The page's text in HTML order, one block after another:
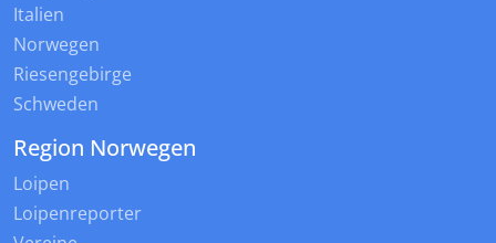
Italien
Norwegen
Riesengebirge
Schweden
Region Norwegen
Loipen
Loipenreporter